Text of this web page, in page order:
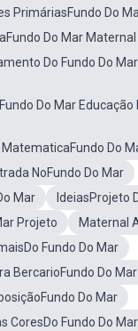
PrimáriasFundo Do
Do Mar Maternal
Do Fundo Do
Do Mar
Do
NoFundo Do Mar
Mar
IdeiasProjeto
Projeto
Maternal
Fundo Do Mar
BercarioFundo Do Mar
Do Mar
CoresDo Fundo Do